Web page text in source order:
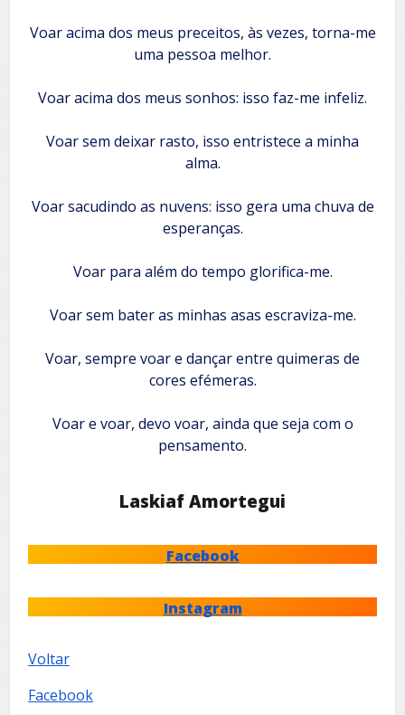
​Voar acima dos meus preceitos, às vezes, torna-me
uma pessoa melhor.
Voar acima dos meus sonhos: isso faz-me infeliz.
Voar sem deixar rasto, isso entristece a minha
alma.
Voar sacudindo as nuvens: isso gera uma chuva de
esperanças.
Voar para além do tempo glorifica-me.
Voar sem bater as minhas asas escraviza-me.
Voar, sempre voar e dançar entre quimeras de
cores efémeras.
Voar e voar, devo voar, ainda que seja com o
pensamento.
Laskiaf Amortegui
Facebook
Instagram
Voltar
Facebook